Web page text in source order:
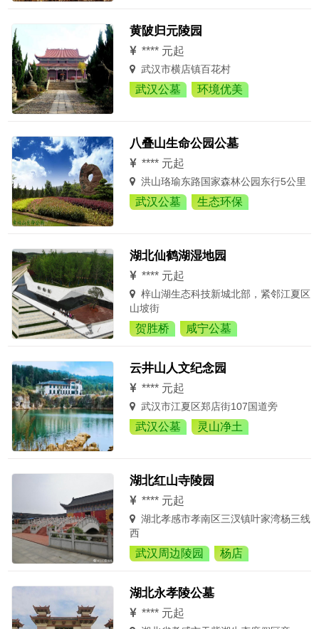
黄陂归元陵园
**** 元起
武汉市横店镇百花村
武汉公墓 环境优美
八叠山生命公园公墓
**** 元起
洪山珞瑜东路国家森林公园东行5公里
武汉公墓 生态环保
湖北仙鹤湖湿地园
**** 元起
梓山湖生态科技新城北部，紧邻江夏区
山坡街
贺胜桥 咸宁公墓
云井山人文纪念园
**** 元起
武汉市江夏区郑店街107国道旁
武汉公墓 灵山净土
湖北红山寺陵园
**** 元起
湖北孝感市孝南区三汊镇叶家湾杨三线
西
武汉周边陵园 杨店
湖北永孝陵公墓
**** 元起